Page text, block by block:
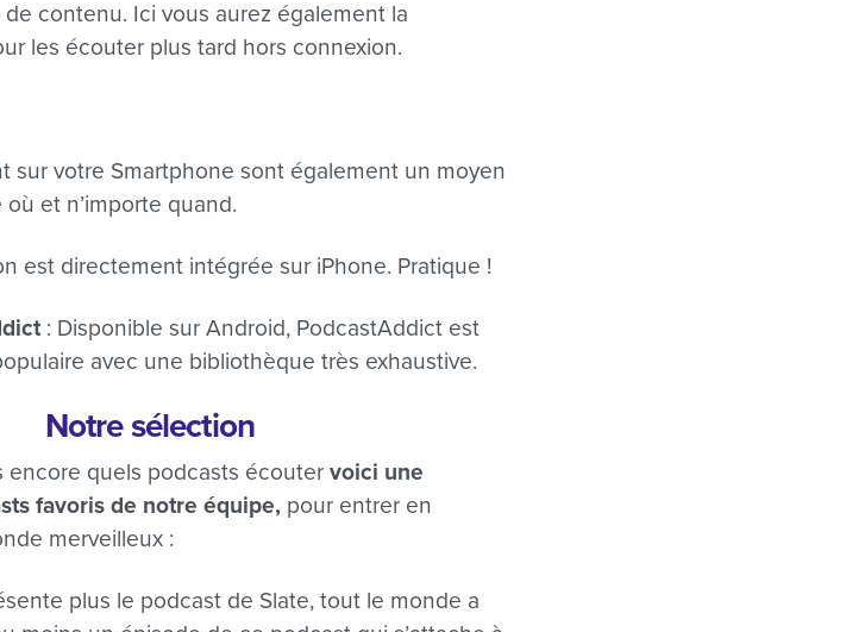
contenu. Ici vous aurez également la
les écouter plus tard hors connexion.
sur votre Smartphone sont également un moyen
et n’importe quand.
est directement intégrée sur iPhone. Pratique !
: Disponible sur Android, PodcastAddict est
avec une bibliothèque très exhaustive.
Notre sélection
encore quels podcasts écoutervoici une
favoris de notre équipe, pour entrer en
merveilleux :
plus le podcast de Slate, tout le monde a